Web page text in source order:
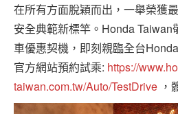
在所有方面脫穎而出，一舉榮獲
安全典範新標竿。Honda
車優惠契機，即刻親臨全台
官方網站預約試乘: https://
taiwan.com.tw/Auto/TestDrive ，